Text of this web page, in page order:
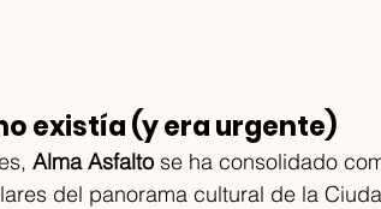
existía (y era urgente)
Alma Asfalto se ha consolidado
del panorama cultural de la